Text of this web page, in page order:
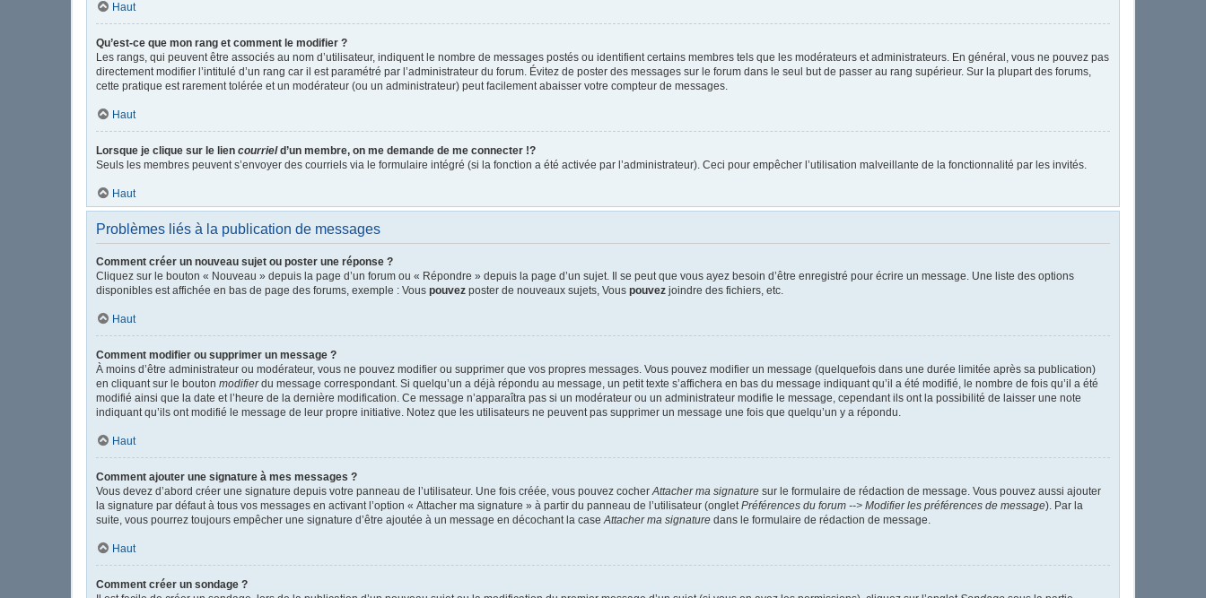
Haut
Qu’est-ce que mon rang et comment le modifier ?
Les rangs, qui peuvent être associés au nom d’utilisateur, indiquent le nombre de messages postés ou identifient certains membres tels que les modérateurs et administrateurs. En général, vous ne pouvez pas
directement modifier l’intitulé d’un rang car il est paramétré par l’administrateur du forum. Évitez de poster des messages sur le forum dans le seul but de passer au rang supérieur. Sur la plupart des forums,
cette pratique est rarement tolérée et un modérateur (ou un administrateur) peut facilement abaisser votre compteur de messages.
Haut
Lorsque je clique sur le lien courrield’un membre, on me demande de me connecter !?
Seuls les membres peuvent s’envoyer des courriels via le formulaire intégré (si la fonction a été activée par l’administrateur). Ceci pour empêcher l’utilisation malveillante de la fonctionnalité par les invités.
Haut
Problèmes liés à la publication de messages
Comment créer un nouveau sujet ou poster une réponse ?
Cliquez sur le bouton « Nouveau » depuis la page d’un forum ou « Répondre » depuis la page d’un sujet. Il se peut que vous ayez besoin d’être enregistré pour écrire un message. Une liste des options
disponibles est affichée en bas de page des forums, exemple : Vous pouvez poster de nouveaux sujets, Vous pouvez joindre des fichiers, etc.
Haut
Comment modifier ou supprimer un message ?
À moins d’être administrateur ou modérateur, vous ne pouvez modifier ou supprimer que vos propres messages. Vous pouvez modifier un message (quelquefois dans une durée limitée après sa publication)
en cliquant sur le bouton modifierdu message correspondant. Si quelqu’un a déjà répondu au message, un petit texte s’affichera en bas du message indiquant qu’il a été modifié, le nombre de fois qu’il a été
modifié ainsi que la date et l’heure de la dernière modification. Ce message n’apparaîtra pas si un modérateur ou un administrateur modifie le message, cependant ils ont la possibilité de laisser une note
indiquant qu’ils ont modifié le message de leur propre initiative. Notez que les utilisateurs ne peuvent pas supprimer un message une fois que quelqu’un y a répondu.
Haut
Comment ajouter une signature à mes messages ?
Vous devez d’abord créer une signature depuis votre panneau de l’utilisateur. Une fois créée, vous pouvez cocherAttacher ma signature sur le formulaire de rédaction de message. Vous pouvez aussi ajouter
la signature par défaut à tous vos messages en activant l’option « Attacher ma signature » à partir du panneau de l’utilisateur (ongletPréférences du forum --> Modifier les préférences de message). Par la
suite, vous pourrez toujours empêcher une signature d’être ajoutée à un message en décochant la caseAttacher ma signature dans le formulaire de rédaction de message.
Haut
Comment créer un sondage ?